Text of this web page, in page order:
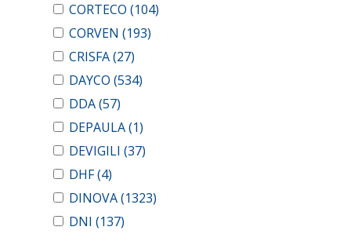
CORTECO (104)
CORVEN (193)
CRISFA(27)
DAYCO (534)
DDA(57)
DEPAULA(1)
DEVIGILI (37)
DHF(4)
DINOVA(1323)
DNI (137)